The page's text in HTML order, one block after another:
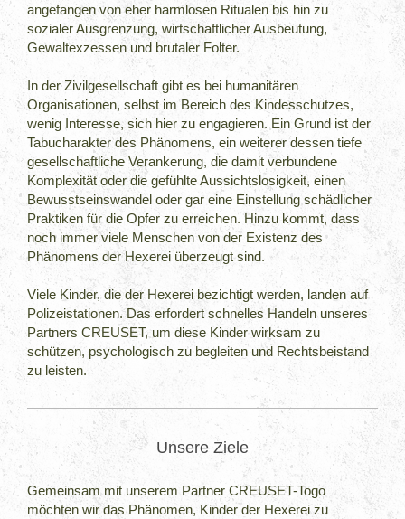
angefangen von eher harmlosen Ritualen bis hin zu
sozialer Ausgrenzung, wirtschaftlicher Ausbeutung,
Gewaltexzessen und brutaler Folter.
In der Zivilgesellschaft gibt es bei humanitären
Organisationen, selbst im Bereich des Kindesschutzes,
wenig Interesse, sich hier zu engagieren. Ein Grund ist der
Tabucharakter des Phänomens, ein weiterer dessen tiefe
gesellschaftliche Verankerung, die damit verbundene
Komplexität oder die gefühlte Aussichtslosigkeit, einen
Bewusstseinswandel oder gar eine Einstellung schädlicher
Praktiken für die Opfer zu erreichen. Hinzu kommt, dass
noch immer viele Menschen von der Existenz des
Phänomens der Hexerei überzeugt sind.
Viele Kinder, die der Hexerei bezichtigt werden, landen auf
Polizeistationen. Das erfordert schnelles Handeln unseres
Partners CREUSET, um diese Kinder wirksam zu
schützen, psychologisch zu begleiten und Rechtsbeistand
zu leisten.
Unsere Ziele
Gemeinsam mit unserem Partner CREUSET-Togo
möchten wir das Phänomen, Kinder der Hexerei zu